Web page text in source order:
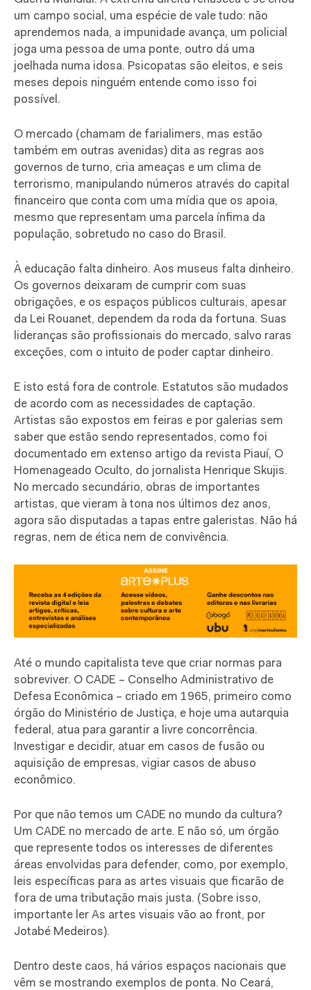
um campo social, uma espécie de vale tudo: não
aprendemos nada, a impunidade avança, um policial
joga uma pessoa de uma ponte, outro dá uma
joelhada numa idosa. Psicopatas são eleitos, e seis
meses depois ninguém entende como isso foi
possível.
O mercado (chamam de farialimers, mas estão
também em outras avenidas) dita as regras aos
governos de turno, cria ameaças e um clima de
terrorismo, manipulando números através do capital
financeiro que conta com uma mídia que os apoia,
mesmo que representam uma parcela ínfima da
população, sobretudo no caso do Brasil.
À educação falta dinheiro. Aos museus falta dinheiro.
Os governos deixaram de cumprir com suas
obrigações, e os espaços públicos culturais, apesar
da Lei Rouanet, dependem da roda da fortuna. Suas
lideranças são profissionais do mercado, salvo raras
exceções, com o intuito de poder captar dinheiro.
E isto está fora de controle. Estatutos são mudados
de acordo com as necessidades de captação.
Artistas são expostos em feiras e por galerias sem
saber que estão sendo representados, como foi
documentado em extenso artigo da revista Piauí, O
Homenageado Oculto, do jornalista Henrique Skujis.
No mercado secundário, obras de importantes
artistas, que vieram à tona nos últimos dez anos,
agora são disputadas a tapas entre galeristas. Não há
regras, nem de ética nem de convivência.
Até o mundo capitalista teve que criar normas para
sobreviver. O CADE – Conselho Administrativo de
Defesa Econômica – criado em 1965, primeiro como
órgão do Ministério de Justiça, e hoje uma autarquia
federal, atua para garantir a livre concorrência.
Investigar e decidir, atuar em casos de fusão ou
aquisição de empresas, vigiar casos de abuso
econômico.
Por que não temos um CADE no mundo da cultura?
Um CADE no mercado de arte. E não só, um órgão
que represente todos os interesses de diferentes
áreas envolvidas para defender, como, por exemplo,
leis específicas para as artes visuais que ficarão de
fora de uma tributação mais justa. (Sobre isso,
importante ler As artes visuais vão ao front, por
Jotabé Medeiros).
Dentro deste caos, há vários espaços nacionais que
vêm se mostrando exemplos de ponta. No Ceará,